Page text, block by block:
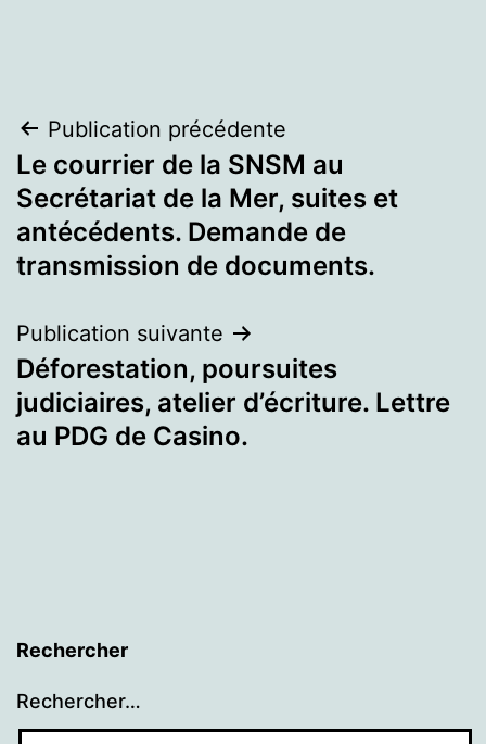
Navigation
de
l’article
Publication précédente
Le courrier de la SNSM au
Secrétariat de la Mer, suites et
antécédents. Demande de
transmission de documents.
Publication suivante
Déforestation, poursuites
judiciaires, atelier d’écriture. Lettre
au PDG de Casino.
Rechercher
Rechercher…